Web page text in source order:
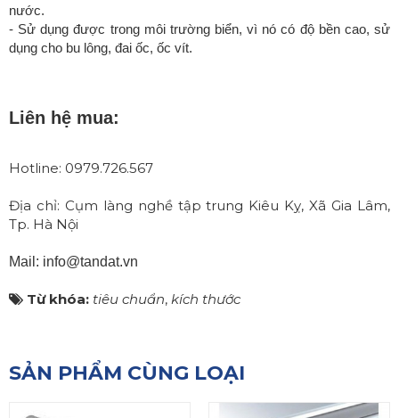
nước.
- Sử dụng được trong môi trường biển, vì nó có độ bền cao, sử
dụng cho bu lông, đai ốc, ốc vít.
Liên hệ mua:
Hotline: 0979.726.567
Địa chỉ: Cụm làng nghề tập trung Kiêu Kỵ, Xã Gia Lâm,
Tp. Hà Nội
Mail: info@tandat.vn
Từ khóa: tiêu chuẩn, kích thước
SẢN PHẨM CÙNG LOẠI